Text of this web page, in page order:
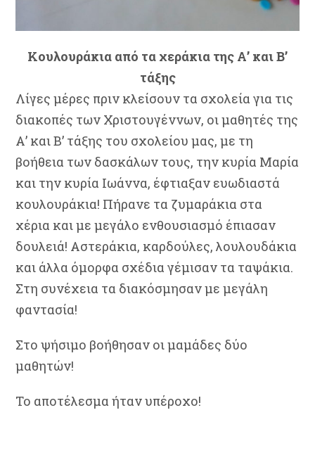
Κουλουράκια από τα χεράκια της Α’ και Β’
τάξης
Λίγες μέρες πριν κλείσουν τα σχολεία για τις
διακοπές των Χριστουγέννων, οι μαθητές της
Α’ και Β’ τάξης του σχολείου μας, με τη
βοήθεια των δασκάλων τους, την κυρία Μαρία
και την κυρία Ιωάννα, έφτιαξαν ευωδιαστά
κουλουράκια! Πήρανε τα ζυμαράκια στα
χέρια και με μεγάλο ενθουσιασμό έπιασαν
δουλειά! Αστεράκια, καρδούλες, λουλουδάκια
και άλλα όμορφα σχέδια γέμισαν τα ταψάκια.
Στη συνέχεια τα διακόσμησαν με μεγάλη
φαντασία!
Στο ψήσιμο βοήθησαν οι μαμάδες δύο
μαθητών!
Το αποτέλεσμα ήταν υπέροχο!